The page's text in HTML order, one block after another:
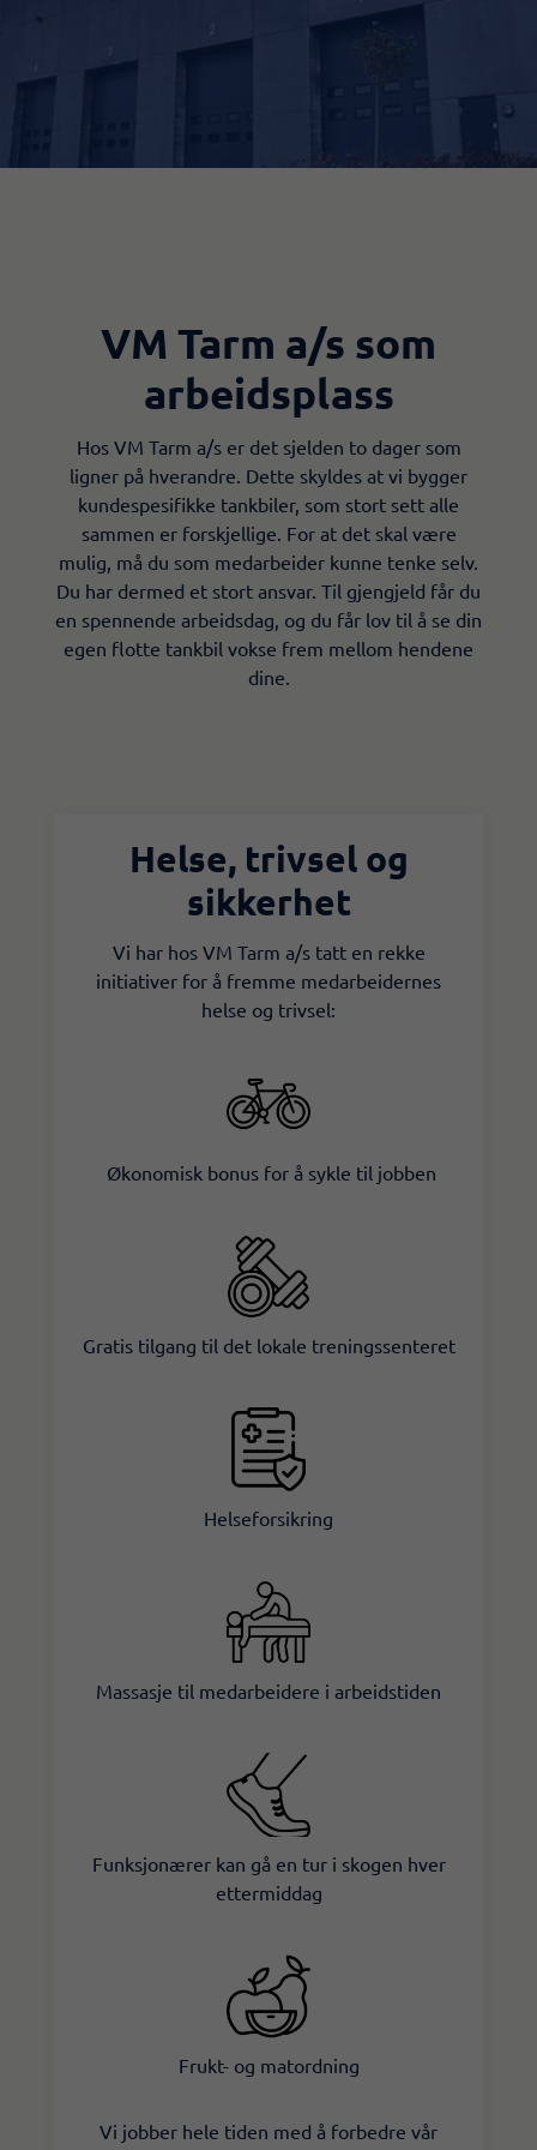
VM Tarm a/s som
arbeidsplass
Hos VM Tarm a/s er det sjelden to dager som
ligner på hverandre. Dette skyldes at vi bygger
kundespesifikke tankbiler, som stort sett alle
sammen er forskjellige. For at det skal være
mulig, må du som medarbeider kunne tenke selv.
Du har dermed et stort ansvar. Til gjengjeld får du
en spennende arbeidsdag, og du får lov til å se din
egen flotte tankbil vokse frem mellom hendene
dine.​
Helse, trivsel og
sikkerhet
Vi har hos VM Tarm a/s tatt en rekke
initiativer for å fremme medarbeidernes
helse og trivsel:​​
Økonomisk bonus for å sykle til jobben​
Gratis tilgang til det lokale treningssenteret​
Helseforsikring​​
Massasje til medarbeidere i arbeidstiden​
Funksjonærer kan gå en tur i skogen hver
ettermiddag​​
Frukt- og matordning​
Vi jobber hele tiden med å forbedre vår